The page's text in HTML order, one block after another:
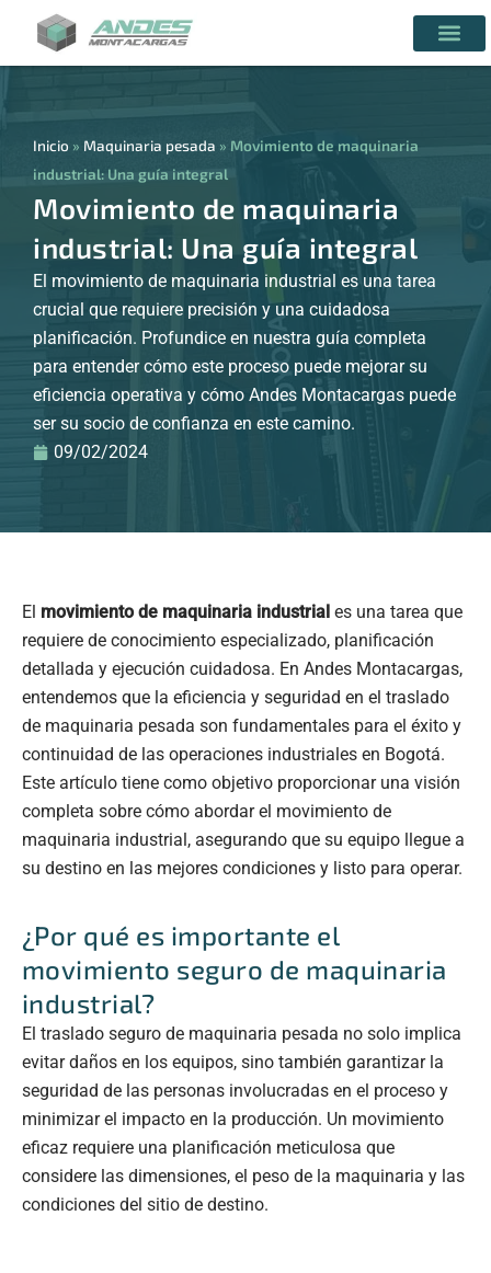
Inicio » Maquinaria pesada » Movimiento de maquinaria
industrial: Una guía integral
Movimiento de maquinaria
industrial: Una guía integral
El movimiento de maquinaria industrial es una tarea
crucial que requiere precisión y una cuidadosa
planificación. Profundice en nuestra guía completa
para entender cómo este proceso puede mejorar su
eficiencia operativa y cómo Andes Montacargas puede
ser su socio de confianza en este camino.
09/02/2024
El movimiento de maquinaria industrial es una tarea que
requiere de conocimiento especializado, planificación
detallada y ejecución cuidadosa. En Andes Montacargas,
entendemos que la eficiencia y seguridad en el traslado
de maquinaria pesada son fundamentales para el éxito y
continuidad de las operaciones industriales en Bogotá.
Este artículo tiene como objetivo proporcionar una visión
completa sobre cómo abordar el movimiento de
maquinaria industrial, asegurando que su equipo llegue a
su destino en las mejores condiciones y listo para operar.
¿Por qué es importante el
movimiento seguro de maquinaria
industrial?
El traslado seguro de maquinaria pesada no solo implica
evitar daños en los equipos, sino también garantizar la
seguridad de las personas involucradas en el proceso y
minimizar el impacto en la producción. Un movimiento
eficaz requiere una planificación meticulosa que
considere las dimensiones, el peso de la maquinaria y las
condiciones del sitio de destino.